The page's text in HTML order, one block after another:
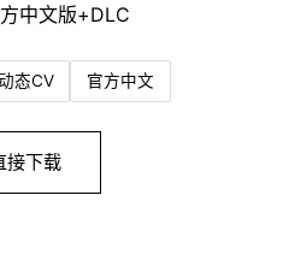
中文版+DLC
态CV 官方中文
接下载